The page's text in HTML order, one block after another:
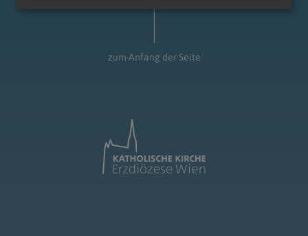
zum Anfang der Seite